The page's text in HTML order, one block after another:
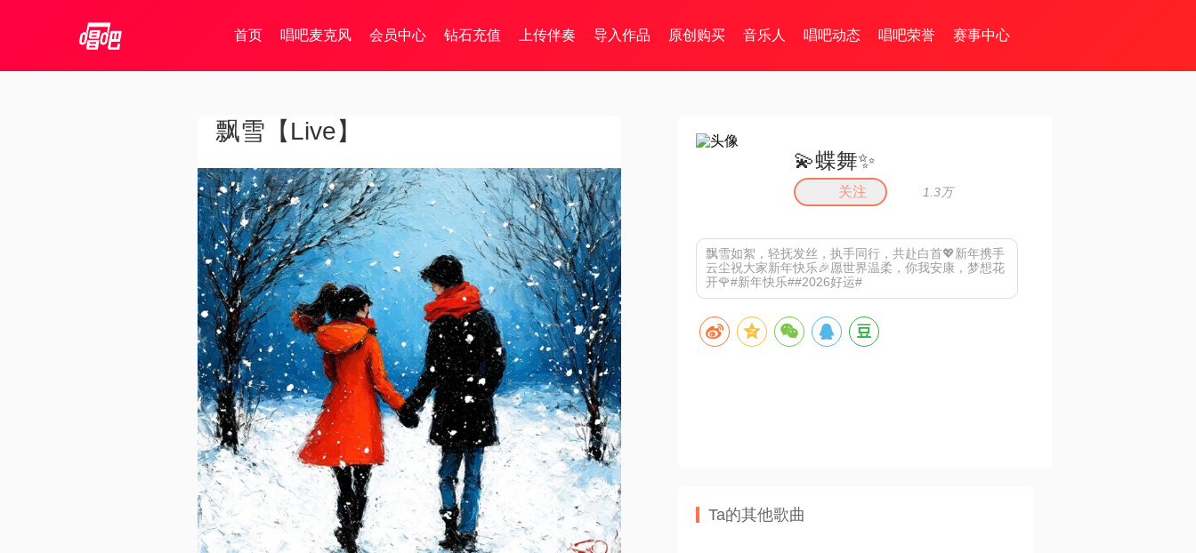
首页 唱吧麦克风 会员中心 钻石充值 上传伴奏 导入作品 原创购买 音乐人 唱吧动态 唱吧荣誉 赛事中心
飘雪【Live】
💫蝶舞✨
关注 1.3万
飘雪如絮，轻抚发丝，执手同行，共赴白首💖新年携手
云尘祝大家新年快乐🎉愿世界温柔，你我安康，梦想花
开🌹#新年快乐##2026好运#
Ta的其他歌曲